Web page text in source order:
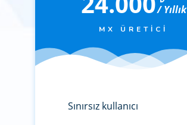
/ Yıllık
MX ÜRETICI
Sınırsız kullanıcı